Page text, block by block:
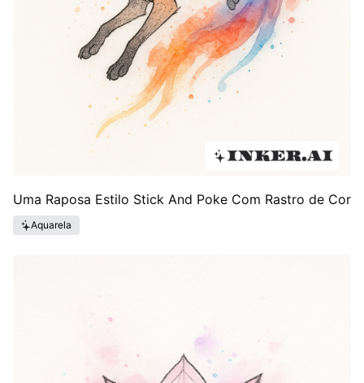
Uma Raposa Estilo Stick And Poke Com Rastro de Cor
Aquarela